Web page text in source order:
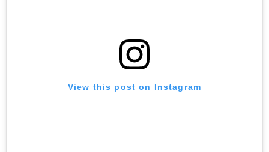
View this post on Instagram